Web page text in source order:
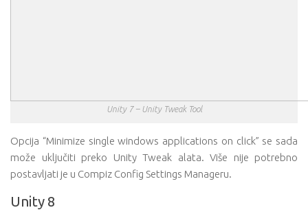
Unity 7 – Unity Tweak Tool
Opcija “Minimize single windows applications on click” se sada
može uključiti preko Unity Tweak alata. Više nije potrebno
postavljati je u Compiz Config Settings Manageru.
Unity 8